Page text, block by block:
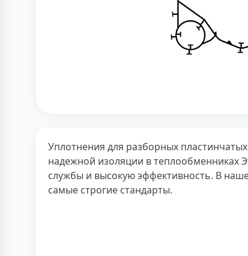
Уплотнения для разборных
надежной изоляции в теплообменниках
службы и высокую эффективность. В
самые строгие стандарты.